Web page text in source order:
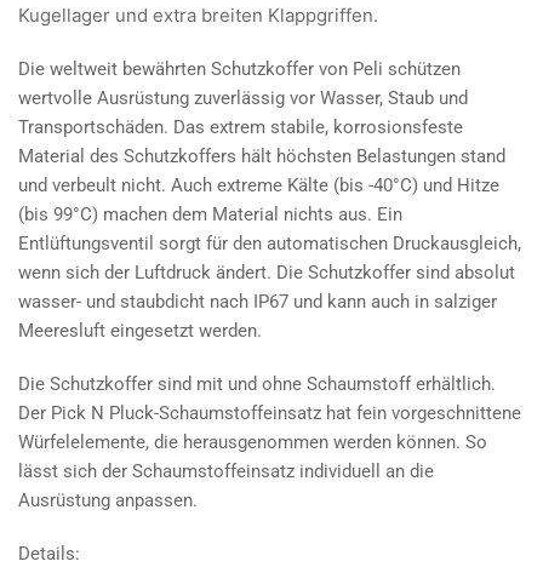
Kugellager und extra breiten Klappgriffen.
Die weltweit bewährten Schutzkoffer von Peli schützen
wertvolle Ausrüstung zuverlässig vor Wasser, Staub und
Transportschäden. Das extrem stabile, korrosionsfeste
Material des Schutzkoffers hält höchsten Belastungen stand
und verbeult nicht. Auch extreme Kälte (bis -40°C) und Hitze
(bis 99°C) machen dem Material nichts aus. Ein
Entlüftungsventil sorgt für den automatischen Druckausgleich,
wenn sich der Luftdruck ändert. Die Schutzkoffer sind absolut
wasser- und staubdicht nach IP67 und kann auch in salziger
Meeresluft eingesetzt werden.
Die Schutzkoffer sind mit und ohne Schaumstoff erhältlich.
Der Pick N Pluck-Schaumstoffeinsatz hat fein vorgeschnittene
Würfelelemente, die herausgenommen werden können. So
lässt sich der Schaumstoffeinsatz individuell an die
Ausrüstung anpassen.
Details: